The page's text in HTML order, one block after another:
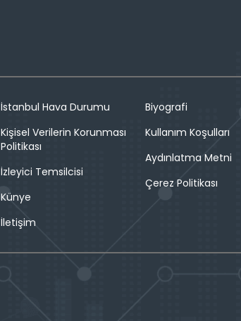
İstanbul Hava Durumu
Kişisel Verilerin Korunması
Politikası
İzleyici Temsilcisi
Künye
İletişim
Biyografi
Kullanım Koşulları
Aydınlatma Metni
Çerez Politikası